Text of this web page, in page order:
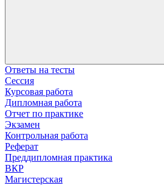
Ответы на тесты
Сессия
Курсовая работа
Дипломная работа
Отчет по практике
Экзамен
Контрольная работа
Реферат
Преддипломная практика
ВКР
Магистерская